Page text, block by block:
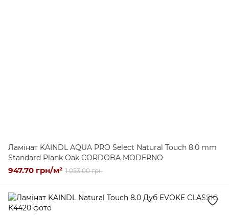
Ламінат KAINDL AQUA PRO Select Natural Touch 8.0 mm
Standard Plank Oak CORDOBA MODERNO
947.70 грн/м² 1 053.00 грн